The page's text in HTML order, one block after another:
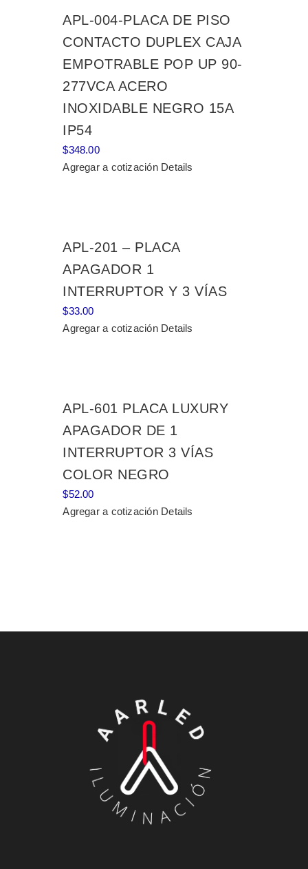
APL-004-PLACA DE PISO
CONTACTO DUPLEX CAJA
EMPOTRABLE POP UP 90-
277VCA ACERO
INOXIDABLE NEGRO 15A
IP54
$348.00
Agregar a cotización Details
APL-201 – PLACA
APAGADOR 1
INTERRUPTOR Y 3 VÍAS
$33.00
Agregar a cotización Details
APL-601 PLACA LUXURY
APAGADOR DE 1
INTERRUPTOR 3 VÍAS
COLOR NEGRO
$52.00
Agregar a cotización Details